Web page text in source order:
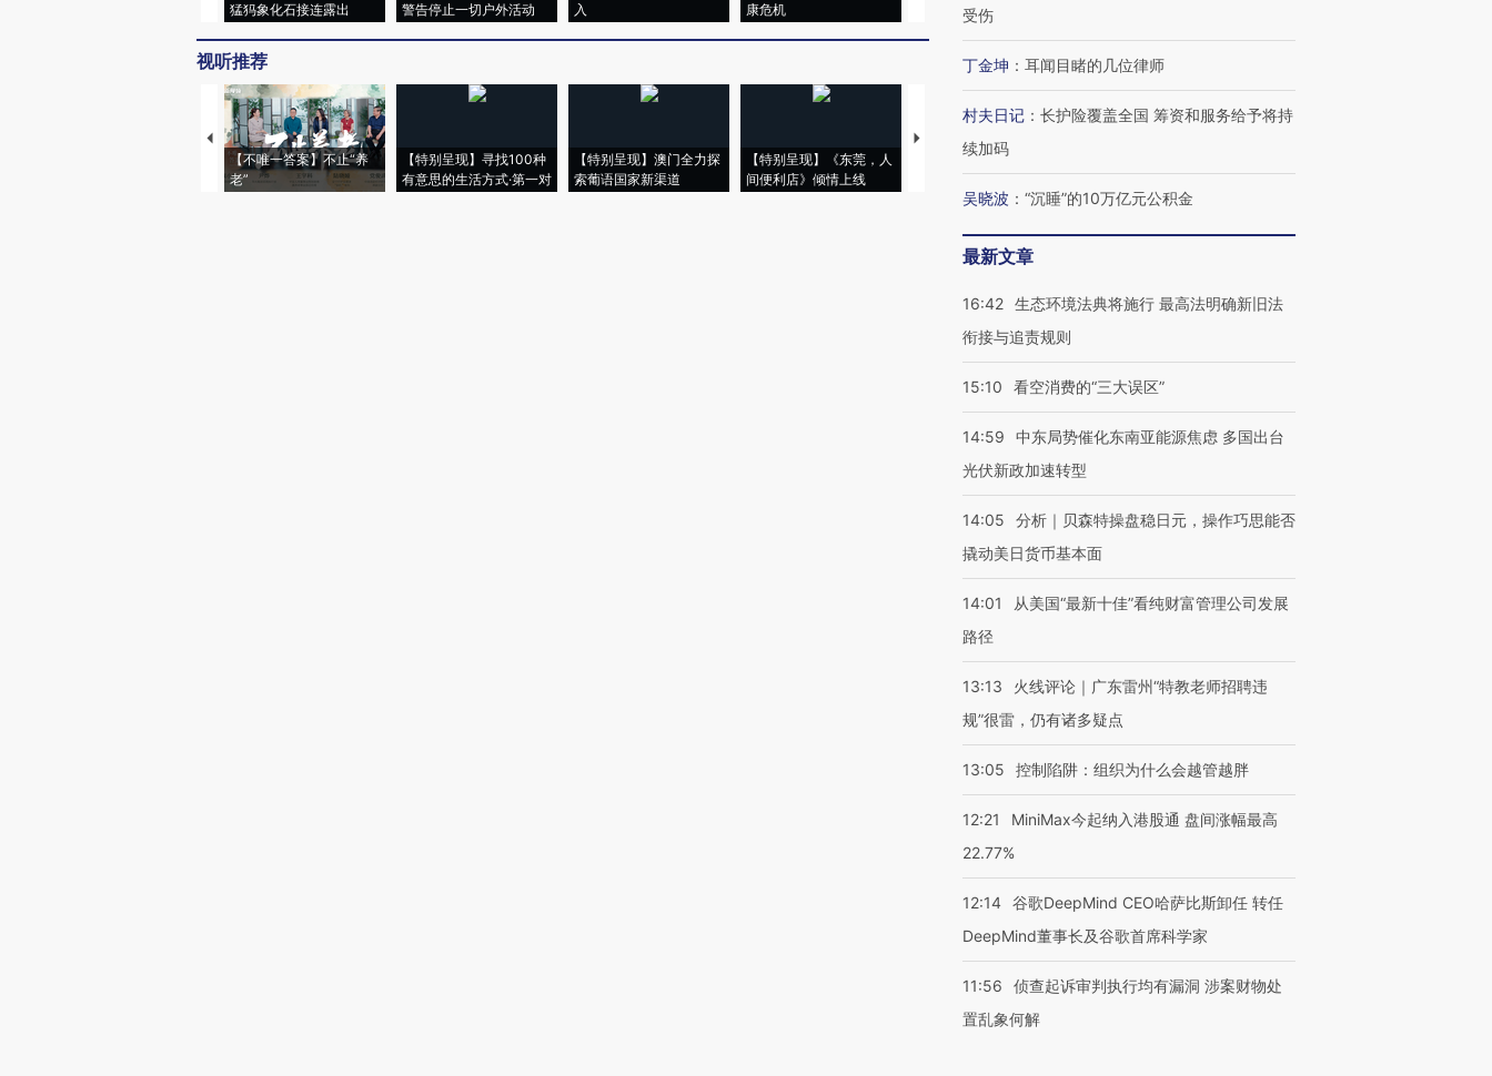
猛犸象化石接连露出
警告停止一切户外活动
入
康危机
视听推荐
【不唯一答案】不止“养
老”
【特别呈现】寻找100种
有意思的生活方式·第一对
【特别呈现】澳门全力探
索葡语国家新渠道
【特别呈现】《东莞，人
间便利店》倾情上线
【推广】走进第四届链博
会，让数智科技“链”接产
有意思的生活方式·第三对
住三大增长引擎是什么？
受伤
丁金坤 ： 耳闻目睹的几位律师
村夫日记 ： 长护险覆盖全国 筹资和服务给予将持
续加码
吴晓波 ： “沉睡”的10万亿元公积金
最新文章
16:42 生态环境法典将施行 最高法明确新旧法
衔接与追责规则
15:10 看空消费的“三大误区”
14:59
中东局势催化东南亚能源焦虑 多国出台
光伏新政加速转型
14:05
分析｜贝森特操盘稳日元，操作巧思能否
撬动美日货币基本面
14:01
从美国“最新十佳”看纯财富管理公司发展
路径
13:13
火线评论｜广东雷州“特教老师招聘违
规”很雷，仍有诸多疑点
13:05 控制陷阱：组织为什么会越管越胖
12:21
MiniMax今起纳入港股通 盘间涨幅最高
22.77%
12:14 谷歌DeepMind CEO哈萨比斯卸任 转任
DeepMind董事长及谷歌首席科学家
11:56
侦查起诉审判执行均有漏洞 涉案财物处
置乱象何解